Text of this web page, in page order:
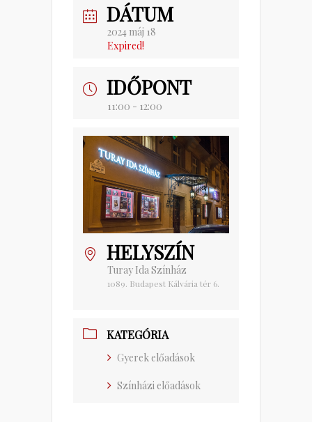
DÁTUM
2024 máj 18
Expired!
IDŐPONT
11:00 - 12:00
HELYSZÍN
Turay Ida Színház
1089. Budapest Kálvária tér 6.
KATEGÓRIA
Gyerek előadások
Színházi előadások